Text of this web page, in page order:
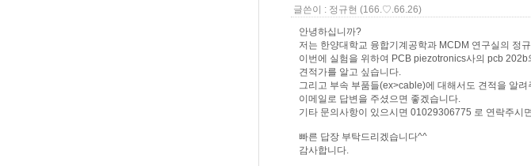
글쓴이 : 정규현 (166.♡.66.26)
안녕하십니까?
저는 한양대학교 융합기계공학과 MCDM 연구실의 정
이번에 실험을 위하여 PCB piezotronics사의 pcb
견적가를 알고 싶습니다.
그리고 부속 부품들(ex>cable)에 대해서도 견적을 알
이메일로 답변을 주셨으면 좋겠습니다.
기타 문의사항이 있으시면 01029306775 로 연락주시
빠른 답장 부탁드리겠습니다^^
감사합니다.